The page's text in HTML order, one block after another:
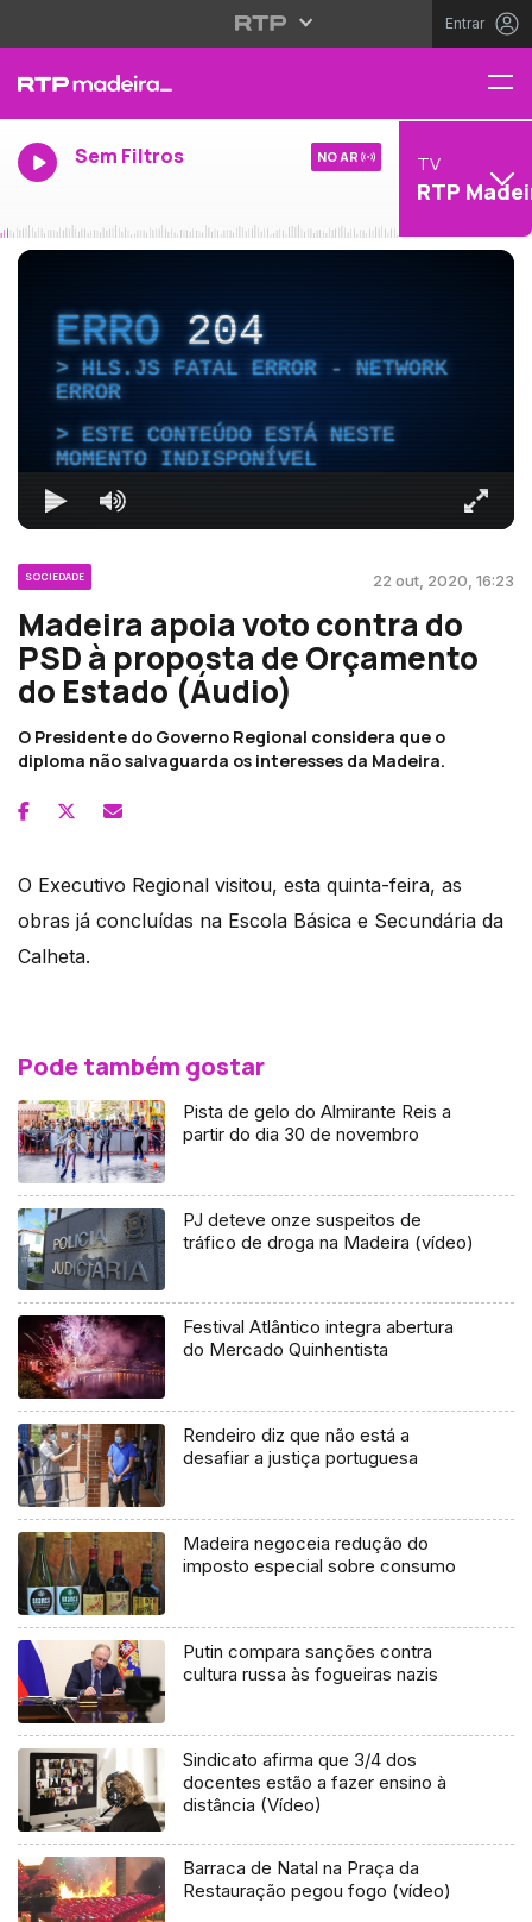
Entrar
Sem Filtros NO AR TV
RTP
ERRO204
HLS.JS FATAL ERROR - NETWORK
ERROR
ESTE CONTEÚDO ESTÁ NESTE
MOMENTO INDISPONÍVEL
SOCIEDADE 22 out, 2020, 16:23
Madeira apoia voto contra do
PSD à proposta de Orçamento
do Estado (Áudio)
O Presidente do Governo Regional considera que o
diploma não salvaguarda os interesses da Madeira.
O Executivo Regional visitou, esta quinta-feira, as
obras já concluídas na Escola Básica e Secundária da
Calheta.
Pode também gostar
Pista de gelo do Almirante Reis a
partir do dia 30 de novembro
PJ deteve onze suspeitos de
tráfico de droga na Madeira (vídeo)
Festival Atlântico integra abertura
do Mercado Quinhentista
Rendeiro diz que não está a
desafiar a justiça portuguesa
Madeira negoceia redução do
imposto especial sobre consumo
Putin compara sanções contra
cultura russa às fogueiras nazis
Sindicato afirma que 3/4 dos
docentes estão a fazer ensino à
distância (Vídeo)
Barraca de Natal na Praça da
Restauração pegou fogo (vídeo)